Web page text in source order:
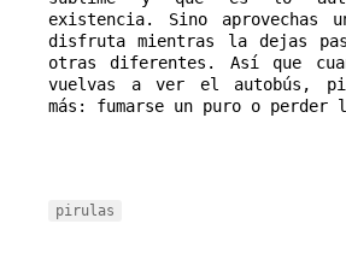
existencia. Sino aprovechas
disfruta mientras la dejas
otras diferentes. Así que
vuelvas a ver el autobús,
más: fumarse un puro o perder
pirulas